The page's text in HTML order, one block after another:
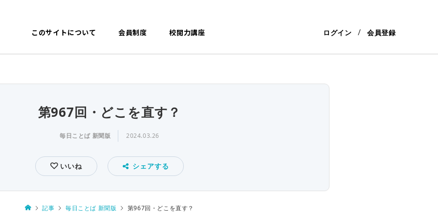
このサイトについて 会員制度 校閲力講座 ログイン 会員登録
第967回・どこを直す？
毎日ことば 新聞版 2024.03.26
いいね シェアする
記事 毎日ことば 新聞版 第967回・どこを直す？